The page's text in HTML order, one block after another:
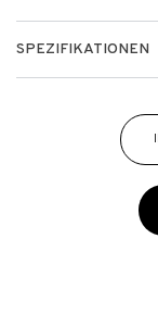
SPEZIFIKATIONEN